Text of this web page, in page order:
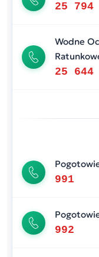
25 794
Wodne
25 644
991
992